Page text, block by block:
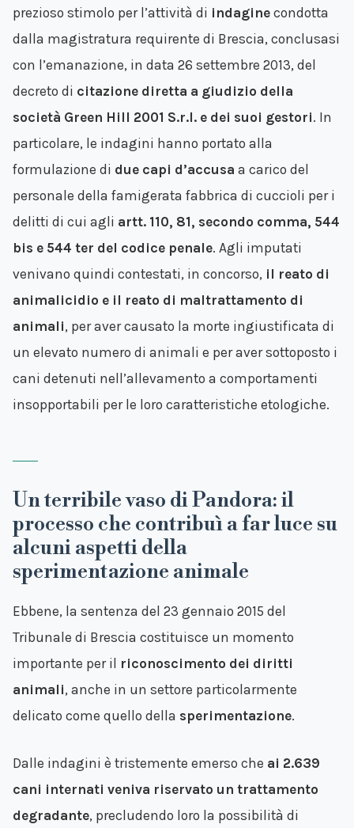
prezioso stimolo per l’attività di indagine condotta
dalla magistratura requirente di Brescia, conclusasi
con l’emanazione, in data 26 settembre 2013, del
decreto di citazione diretta a giudizio della
società Green Hill 2001 S.r.l. e dei suoi gestori. In
particolare, le indagini hanno portato alla
formulazione di due capi d’accusa a carico del
personale della famigerata fabbrica di cuccioli per i
delitti di cui agli artt. 110, 81, secondo comma, 544
bis e 544 ter del codice penale. Agli imputati
venivano quindi contestati, in concorso, il reato di
animalicidio e il reato di maltrattamento di
animali, per aver causato la morte ingiustificata di
un elevato numero di animali e per aver sottoposto i
cani detenuti nell’allevamento a comportamenti
insopportabili per le loro caratteristiche etologiche.
Un terribile vaso di Pandora: il
processo che contribuì a far luce su
alcuni aspetti della
sperimentazione animale
Ebbene, la sentenza del 23 gennaio 2015 del
Tribunale di Brescia costituisce un momento
importante per il riconoscimento dei diritti
animali, anche in un settore particolarmente
delicato come quello della sperimentazione.
Dalle indagini è tristemente emerso che ai 2.639
cani internati veniva riservato un trattamento
degradante, precludendo loro la possibilità di